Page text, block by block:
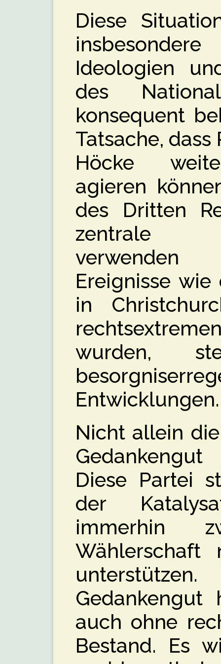
Diese
Ideologien
des
konsequent
Tatsache,
Höcke
agieren
des Dritten
zentrale
Ereignisse
in
wurden,
Entwicklungen.
Nicht allein
Diese Partei
der
immerhin
Gedankengut
auch ohne
Bestand. Es